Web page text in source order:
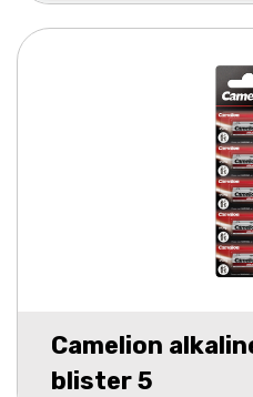
Camelion
blister 5